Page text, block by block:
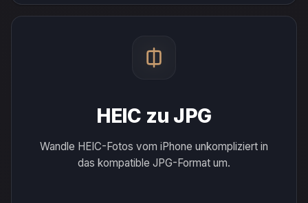
HEIC zu JPG
Wandle HEIC-Fotos vom iPhone unkompliziert in
das kompatible JPG-Format um.